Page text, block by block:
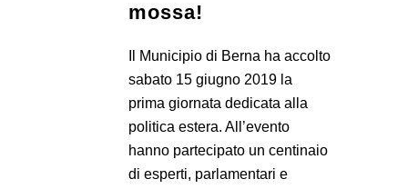
mossa!
Il Municipio di Berna ha accolto
sabato 15 giugno 2019 la
prima giornata dedicata alla
politica estera. All’evento
hanno partecipato un centinaio
di esperti, parlamentari e